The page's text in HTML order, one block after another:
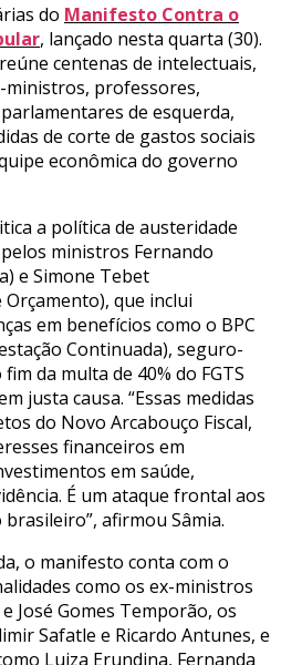
do Manifesto Contra o
, lançado nesta quarta (30).
centenas de intelectuais,
ministros, professores,
de esquerda,
de corte de gastos sociais
econômica do governo
a política de austeridade
ministros Fernando
e Simone Tebet
que inclui
em benefícios como o BPC
Continuada), seguro-
da multa de 40% do FGTS
justa causa. “Essas medidas
do Novo Arcabouço Fiscal,
financeiros em
em saúde,
É um ataque frontal aos
afirmou Sâmia.
o manifesto conta com o
como os ex-ministros
José Gomes Temporão, os
Safatle e Ricardo Antunes, e
Luiza Erundina, Fernanda